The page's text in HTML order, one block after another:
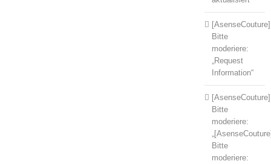
[AsenseCouture]
Bitte
moderiere:
„Request
Information“
[AsenseCouture]
Bitte
moderiere:
Bitte
moderiere: